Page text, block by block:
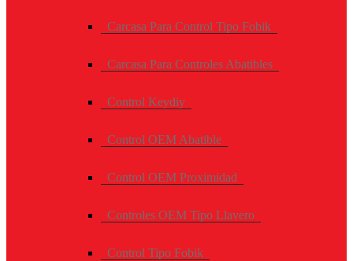
Carcasa Para Control Tipo Fobik
Carcasa Para Controles Abatibles
Control Keydiy
Control OEM Abatible
Control OEM Proximidad
Controles OEM Tipo Llavero
Control Tipo Fobik